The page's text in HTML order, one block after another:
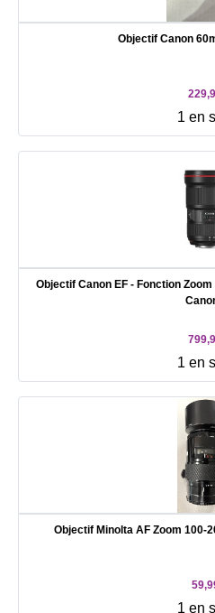
Objectif Canon
1 en
Objectif Canon EF - Fonction
1 en
Objectif Minolta AF Zoom 100-
1 en